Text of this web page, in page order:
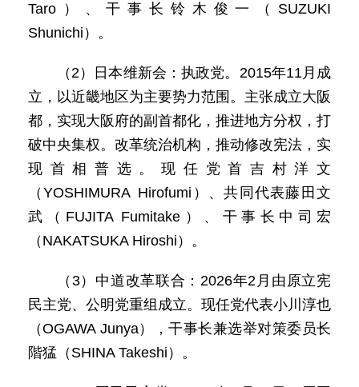
Taro）、干事长铃木俊一（SUZUKI
Shunichi）。
（2）日本维新会：执政党。2015年11月成
立，以近畿地区为主要势力范围。主张成立大阪
都，实现大阪府的副首都化，推进地方分权，打
破中央集权。改革统治机构，推动修改宪法，实
现首相普选。现任党首吉村洋文
（YOSHIMURA Hirofumi）、共同代表藤田文
武（FUJITA Fumitake）、干事长中司宏
（NAKATSUKA Hiroshi）。
（3）中道改革联合：2026年2月由原立宪
民主党、公明党重组成立。现任党代表小川淳也
（OGAWA Junya），干事长兼选举对策委员长
階猛（SHINA Takeshi）。